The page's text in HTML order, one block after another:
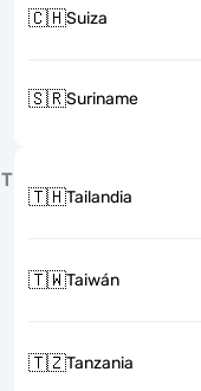
🇨🇭Suiza
🇸🇷Suriname
T
🇹🇭Tailandia
🇹🇼Taiwán
🇹🇿Tanzania